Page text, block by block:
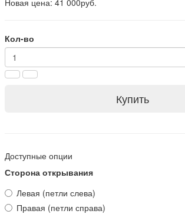
Новая цена: 41 000руб.
Кол-во
Купить
Доступные опции
Сторона открывания
Левая (петли слева)
Правая (петли справа)